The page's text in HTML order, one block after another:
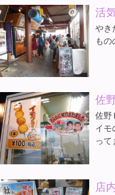
活
やき
もの
佐
佐野
イモ
って
店内